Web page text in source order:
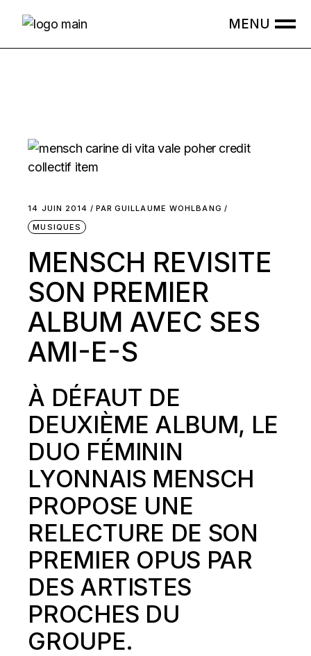
14 JUIN 2014 PAR GUILLAUME WOHLBANG
MUSIQUES
MENSCH REVISITE
SON PREMIER
ALBUM AVEC SES
AMI-E-S
À DÉFAUT DE
DEUXIÈME ALBUM, LE
DUO FÉMININ
LYONNAIS MENSCH
PROPOSE UNE
RELECTURE DE SON
PREMIER OPUS PAR
DES ARTISTES
PROCHES DU
GROUPE.